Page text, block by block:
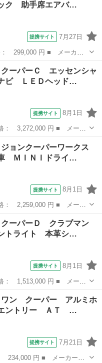
ク 助手席エアバ…
提携サイト 7月27日
グレード名： クーパ
助手席エアバック 盗難
クーパーＣ エッセンシャ
ビ ＬＥＤヘッド…
提携サイト 8月1日
■ グレード名： クーパ
ＬＥＤヘッドライト ヘ
ジョンクーパーワークス
ＭＩＮＩドライ…
提携サイト 8月1日
■ グレード名： ジョン
ＩＮＩドライビングモー
クーパーＤ クラブマン
トライト 本革シ…
提携サイト 8月1日
■ グレード名： クーパ
ライト 本革シート Ｂカ
ワン クーパー アルミホ
ントリー ＡＴ …
提携サイト 7月21日